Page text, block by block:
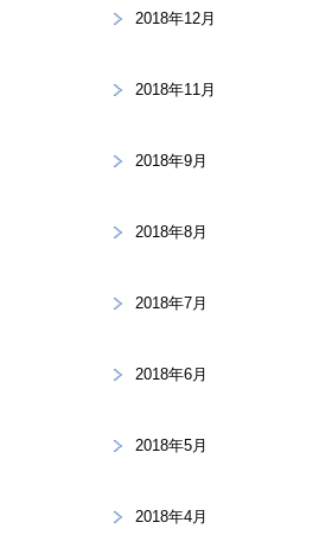
2018年12月
2018年11月
2018年9月
2018年8月
2018年7月
2018年6月
2018年5月
2018年4月